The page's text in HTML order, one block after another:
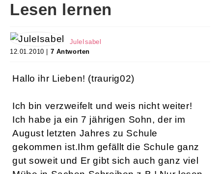
Lesen lernen
JuleIsabel
12.01.2010 | 7 Antworten
Hallo ihr Lieben! (traurig02)
Ich bin verzweifelt und weis nicht weiter!
Ich habe ja ein 7 jährigen Sohn, der im
August letzten Jahres zu Schule
gekommen ist.Ihm gefällt die Schule ganz
gut soweit und Er gibt sich auch ganz viel